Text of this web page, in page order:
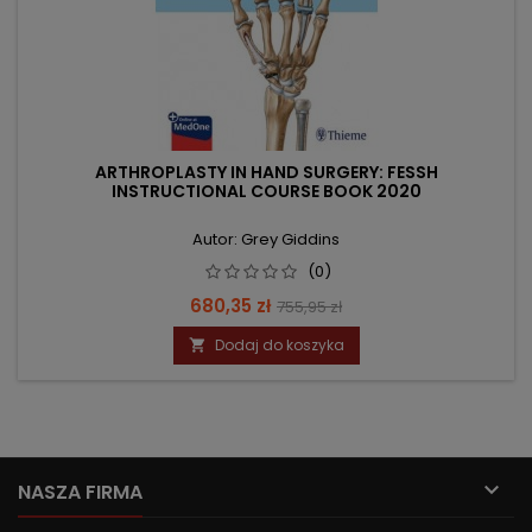
ARTHROPLASTY IN HAND SURGERY: FESSH
INSTRUCTIONAL COURSE BOOK 2020
Autor: Grey Giddins
(0)
Cena
680,35 zł Cena
podstawowa
755,95 zł
 Dodaj do koszyka
NASZA FIRMA 